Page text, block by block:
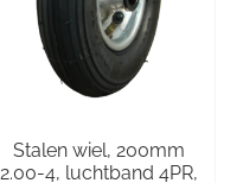
Stalen wiel, 200mm
2.00-4, luchtband 4PR,